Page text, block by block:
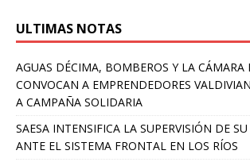
ULTIMAS NOTAS
AGUAS DÉCIMA, BOMBEROS Y LA CÁMARA
CONVOCAN A EMPRENDEDORES
A CAMPAÑA SOLIDARIA
SAESA INTENSIFICA LA SUPERVISIÓN DE
ANTE EL SISTEMA FRONTAL EN LOS RÍOS